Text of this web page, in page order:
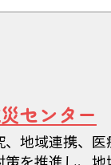
センター
地域連携、